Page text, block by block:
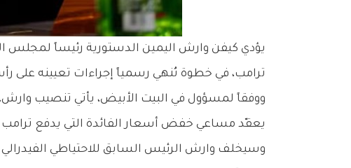
يؤدي كيفن وارش اليمين الدستورية رئيساً لمجلس
ترامب، في خطوة تُنهي رسمياً إجراءات تعيينه على
يعقّد مساعي خفض أسعار الفائدة التي يدفع ترامب
وسيخلف وارش الرئيس السابق للاحتياطي الفيدرالي